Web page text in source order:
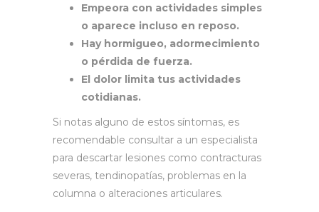
Empeora con actividades simples
o aparece incluso en reposo.
Hay hormigueo, adormecimiento
o pérdida de fuerza.
El dolor limita tus actividades
cotidianas.
Si notas alguno de estos síntomas, es
recomendable consultar a un especialista
para descartar lesiones como contracturas
severas, tendinopatías, problemas en la
columna o alteraciones articulares.